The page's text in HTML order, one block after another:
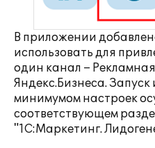
В приложении
использовать для
один канал –
Яндекс.Бизнеса.
минимумом настроек
соответствующем
"1С:Маркетинг.